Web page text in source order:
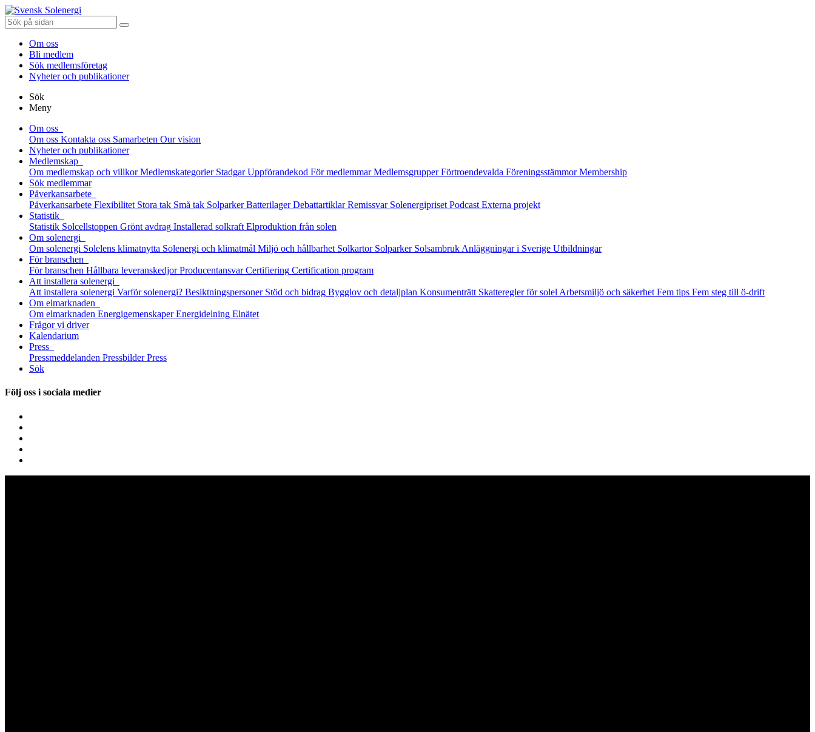
Om oss
Bli medlem
Sök medlemsföretag
Nyheter och publikationer
Sök
Meny
Om oss
Om oss Kontakta oss Samarbeten Our vision
Nyheter och publikationer
Medlemskap
Om medlemskap och villkor Medlemskategorier Stadgar Uppförandekod För medlemmar Medlemsgrupper Förtroendevalda Föreningsstämmor Membership
Sök medlemmar
Påverkansarbete
Påverkansarbete Flexibilitet Stora tak Små tak Solparker Batterilager Debattartiklar Remissvar Solenergipriset Podcast Externa projekt
Statistik
Statistik Solcellstoppen Grönt avdrag Installerad solkraft Elproduktion från solen
Om solenergi
Om solenergi Solelens klimatnytta Solenergi och klimatmål Miljö och hållbarhet Solkartor Solparker Solsambruk Anläggningar i Sverige Utbildningar
För branschen
För branschen Hållbara leveranskedjor Producentansvar Certifiering Certification program
Att installera solenergi
Att installera solenergi Varför solenergi? Besiktningspersoner Stöd och bidrag Bygglov och detaljplan Konsumenträtt Skatteregler för solel Arbetsmiljö och säkerhet Fem tips Fem steg till ö-drift
Om elmarknaden
Om elmarknaden Energigemenskaper Energidelning Elnätet
Frågor vi driver
Kalendarium
Press
Pressmeddelanden Pressbilder Press
Sök
Följ oss i sociala medier